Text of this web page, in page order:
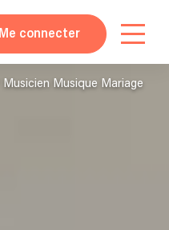
Me connecter
Musicien Musique Mariage